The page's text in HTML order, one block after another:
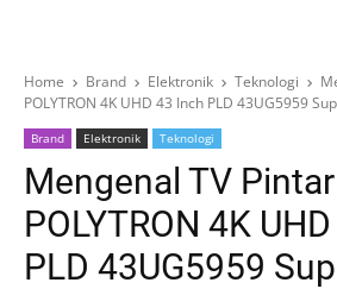
Home Brand Elektronik Teknologi
POLYTRON 4K UHD 43 Inch PLD 43UG5959
Brand Elektronik Teknologi
Mengenal TV Pintar
POLYTRON 4K
PLD 43UG5959